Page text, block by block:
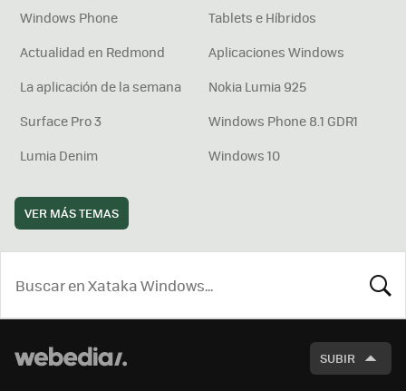
Windows Phone
Tablets e Híbridos
Actualidad en Redmond
Aplicaciones Windows
La aplicación de la semana
Nokia Lumia 925
Surface Pro 3
Windows Phone 8.1 GDR1
Lumia Denim
Windows 10
VER MÁS TEMAS
SUBIR